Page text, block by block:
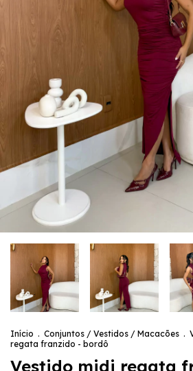
Início . Conjuntos / Vestidos / Macacões .
regata franzido - bordô
Vestido midi regata